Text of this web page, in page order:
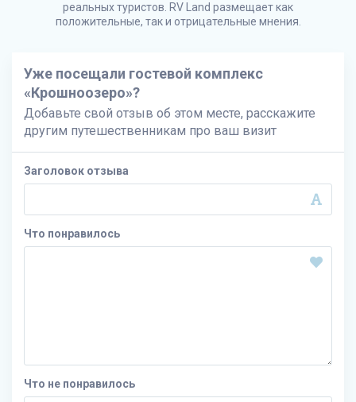
реальных туристов. RV Land размещает как
положительные, так и отрицательные мнения.
Уже посещали гостевой комплекс
«Крошноозеро»?
Добавьте свой отзыв об этом месте, расскажите
другим путешественникам про ваш визит
Заголовок отзыва
Что понравилось
Что не понравилось